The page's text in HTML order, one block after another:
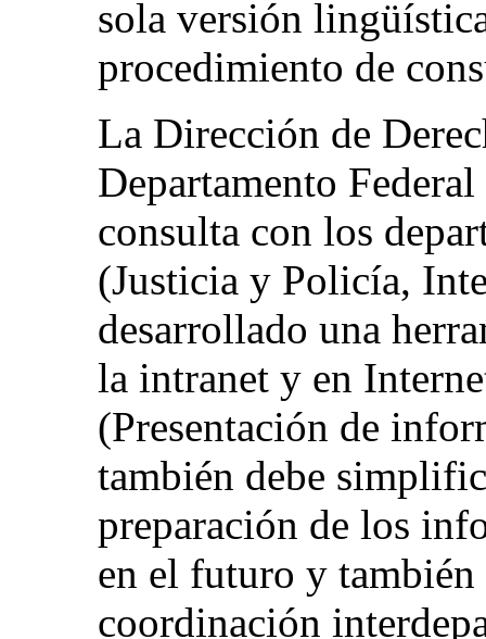
sola versión
procedimiento de
La Dirección de
Departamento
consulta con los
(Justicia y Policía,
desarrollado una
la intranet y en
(Presentación de
también debe
preparación de los
en el futuro y
coordinación